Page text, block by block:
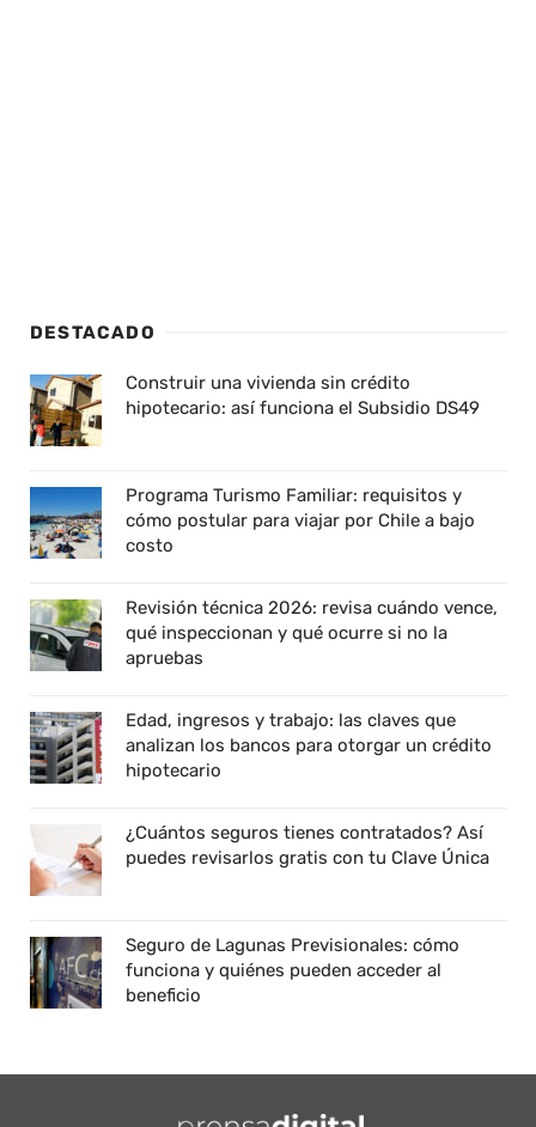
DESTACADO
Construir una vivienda sin crédito
hipotecario: así funciona el Subsidio DS49
Programa Turismo Familiar: requisitos y
cómo postular para viajar por Chile a bajo
costo
Revisión técnica 2026: revisa cuándo vence,
qué inspeccionan y qué ocurre si no la
apruebas
Edad, ingresos y trabajo: las claves que
analizan los bancos para otorgar un crédito
hipotecario
¿Cuántos seguros tienes contratados? Así
puedes revisarlos gratis con tu Clave Única
Seguro de Lagunas Previsionales: cómo
funciona y quiénes pueden acceder al
beneficio